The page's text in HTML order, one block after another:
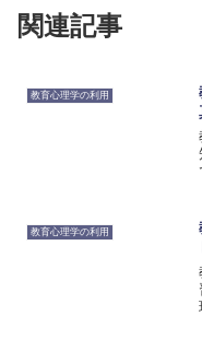
関連記事
教育心理学の利用
教育心理学の利用